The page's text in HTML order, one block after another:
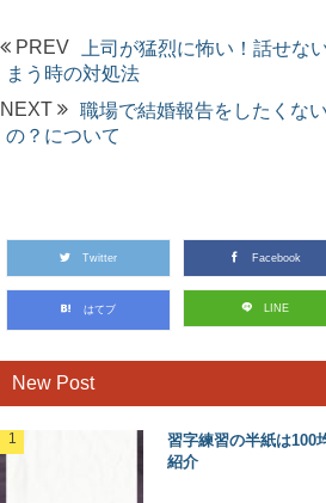
PREV
上司が猛烈に怖い！話せな
まう時の対処法
NEXT
職場で結婚報告をしたくな
の？について
Twitter Facebook
はてブ LINE
New Post
習字練習の半紙は100
紹介